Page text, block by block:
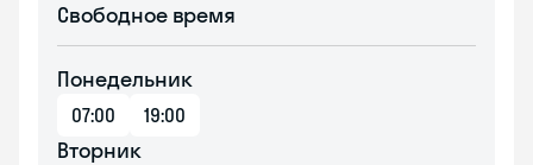
Свободное время
Понедельник
07:00 19:00
Вторник